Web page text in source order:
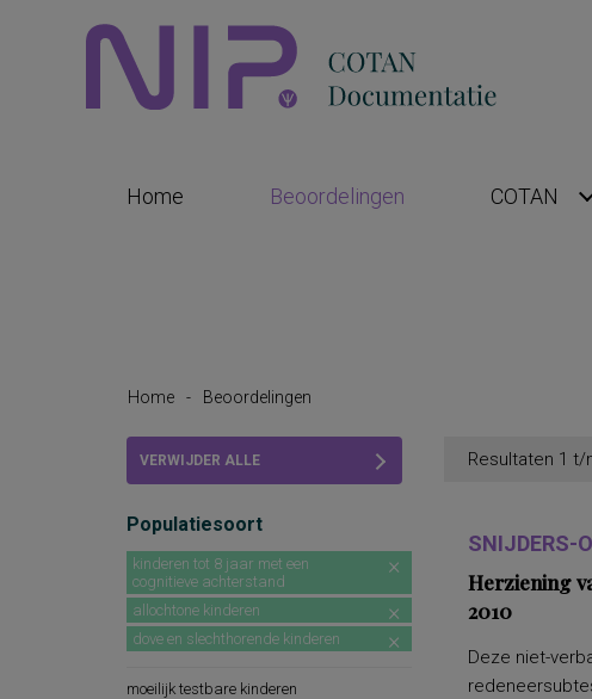
Home Beoordelingen COTAN
Home - Beoordelingen
VERWIJDER ALLE
Populatiesoort
kinderen tot 8 jaar met een
cognitieve achterstand
allochtone kinderen
dove en slechthorende kinderen
moeilijk testbare kinderen
Resultaten 1 t/
SNIJDERS-
Herziening
2010
Deze niet-